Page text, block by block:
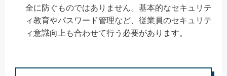
全に防ぐものではありません。基本的なセキュリテ
ィ教育やパスワード管理など、従業員のセキュリテ
ィ意識向上も合わせて行う必要があります。